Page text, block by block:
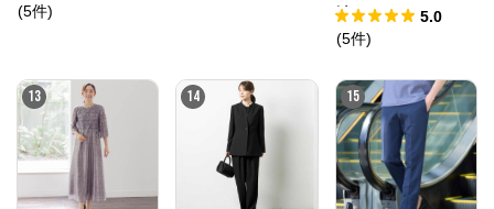
(5件)
地 ソフトテーパ
ードスラックス
応)
5.0
(5件)
13 14 15